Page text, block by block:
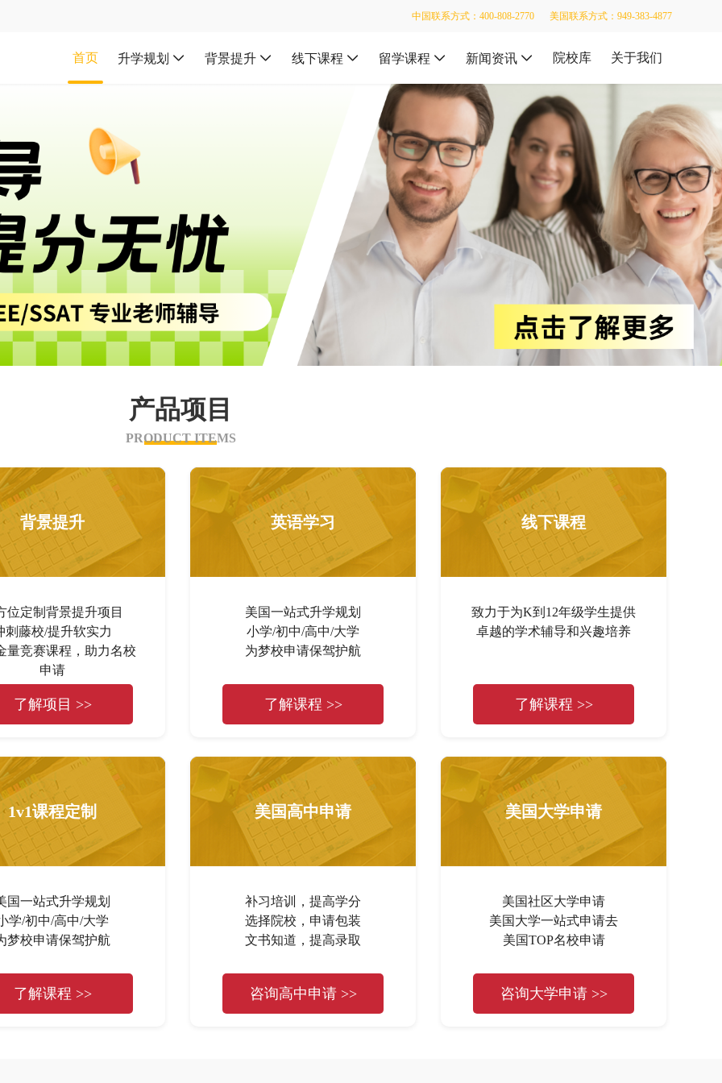
中国联系方式：400-808-2770 美国联系方式：949-383-4877
首页 升学规划 背景提升 线下课程 留学课程 新闻资讯 院校库 关于我们
产品项目
PRODUCT ITEMS
背景提升
位定制背景提升项目
刺藤校/提升软实力
量竞赛课程，助力名校
申请
了解项目 >>
英语学习
美国一站式升学规划
小学/初中/高中/大学
为梦校申请保驾护航
了解课程 >>
线下课程
致力于为K到12年级学生提供
卓越的学术辅导和兴趣培养
了解课程 >>
1v1课程定制
国一站式升学规划
学/初中/高中/大学
梦校申请保驾护航
了解课程 >>
美国高中申请
补习培训，提高学分
选择院校，申请包装
文书知道，提高录取
咨询高中申请 >>
美国大学申请
美国社区大学申请
美国大学一站式申请去
美国TOP名校申请
咨询大学申请 >>